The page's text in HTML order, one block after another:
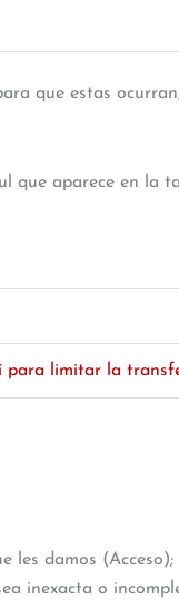
que estas
que aparece en la
para limitar la
les damos (Acceso);
inexacta o